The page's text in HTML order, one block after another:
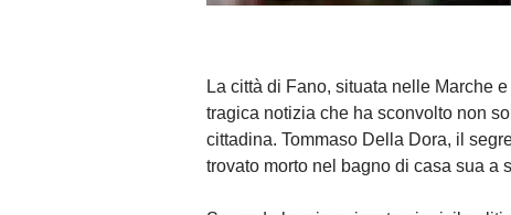
La città di Fano, situata nelle Marche
tragica notizia che ha sconvolto non
cittadina. Tommaso Della Dora, il
trovato morto nel bagno di casa sua a